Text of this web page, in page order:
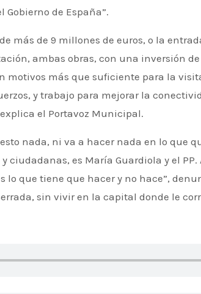
de España”.
más de 9 millones de euros, o la
ambas obras, con una inversión
motivos más que suficiente para la
y trabajo para mejorar la
el Portavoz Municipal.
nada, ni va a hacer nada en lo que
ciudadanas, es María Guardiola y el
lo que tiene que hacer y no hace”,
sin vivir en la capital donde le